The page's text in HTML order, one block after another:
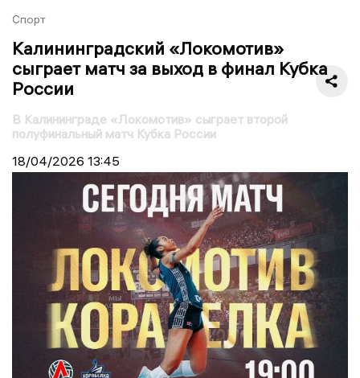
Спорт
Калининградский «Локомотив»
сыграет матч за выход в финал Кубка
России
В Калининграде «Локомотив» сыграет второй
полуфинальный матч Кубка России
18/04/2026 13:45